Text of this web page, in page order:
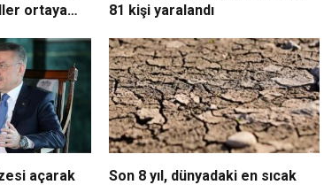
ortaya
81 kişi yaralandı
açarak
Son 8 yıl, dünyadaki en sıcak